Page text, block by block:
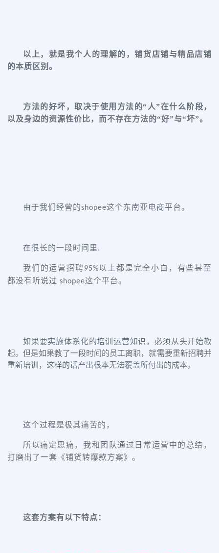
以上，就是我个人的理解的，铺货店铺与精品店铺
的本质区别。
方法的好坏，取决于使用方法的“人”在什么阶段，
以及身边的资源性价比，而不存在方法的“好”与“坏”。
由于我们经营的shopee这个东南亚电商平台。
在很长的一段时间里.
我们的运营招聘95%以上都是完全小白，有些甚至
都没有听说过 shopee这个平台。
如果要实施体系化的培训运营知识，必须从头开始教
起。但是如果教了一段时间的员工离职，就需要重新招聘并
重新培训，这样的话产出根本无法覆盖所付出的成本。
这个过程是极其痛苦的，
所以痛定思痛，我和团队通过日常运营中的总结，
打磨出了一套《铺货转爆款方案》。
这套方案有以下特点：